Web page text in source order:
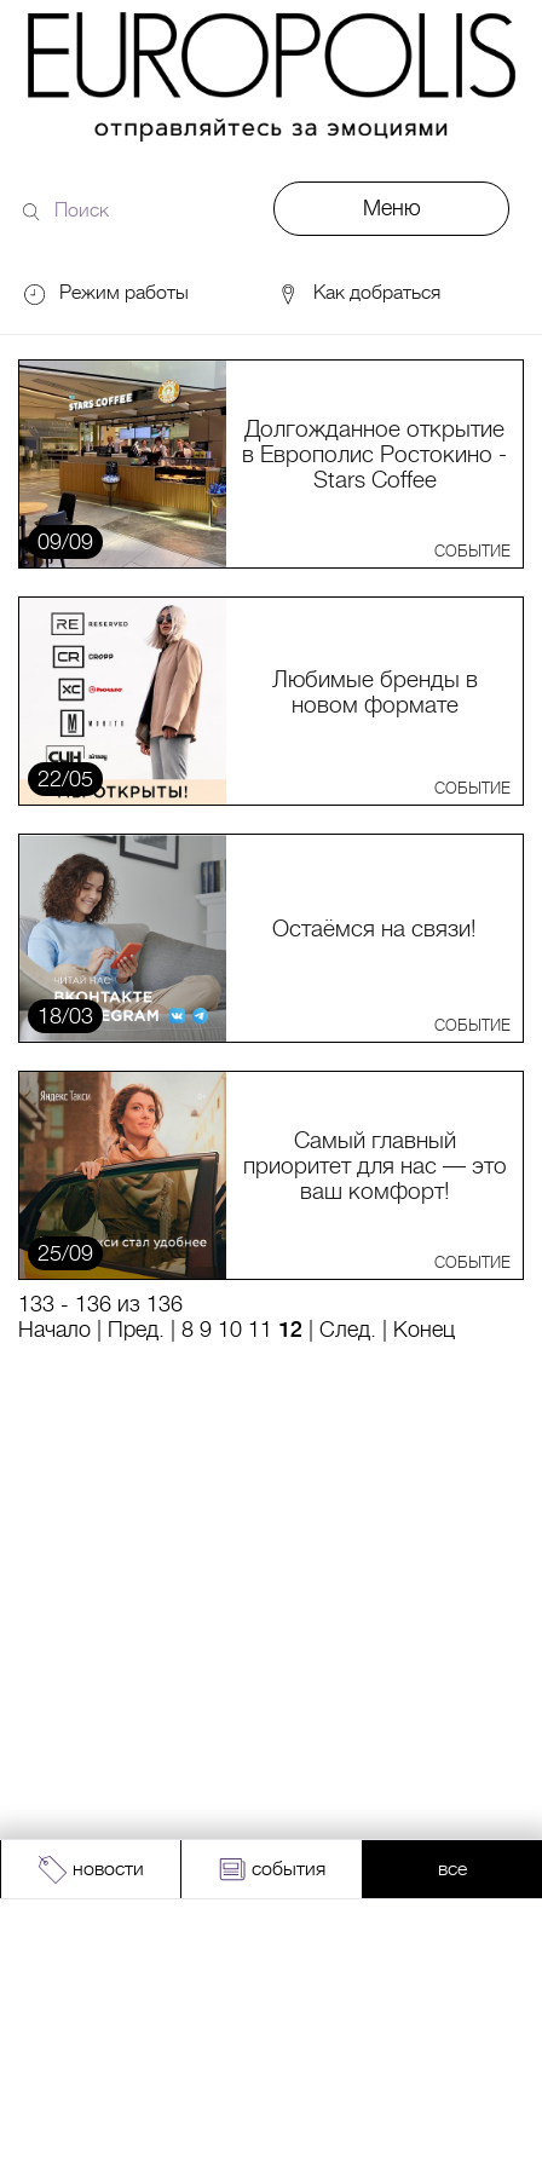
Поиск
Режим работы
ОКЕЙ09:00 – 24:00
VASILCHUKI Chaihona №1
23:00
Кинотеатр "МИРАЖ Синема10:00
до последнего сеанса
Как добраться
Меню
новости события все
Долгожданное открытие
в Европолис Ростокино -
Stars Coffee
09/09 СОБЫТИЕ
Любимые бренды в
новом формате
22/05 СОБЫТИЕ
Остаёмся на связи!
18/03 СОБЫТИЕ
Самый главный
приоритет для нас — это
ваш комфорт!
25/09 СОБЫТИЕ
133 - 136 из 136
Начало
Пред. 8 9 10 11 12 | След. | Конец
Адрес:
Москва, Проспект Мира, 211, корпус